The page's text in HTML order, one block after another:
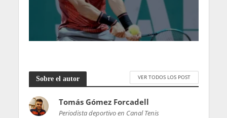
Sobre el autor VER TODOS LOS POST
Tomás Gómez Forcadell
Periodista deportivo en Canal Tenis